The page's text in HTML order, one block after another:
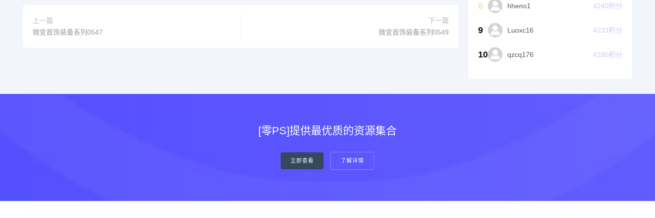
上一篇
微变首饰装备系列0547
下一篇
微变首饰装备系列0549
8 hheno1 4240积分
9 Luoxc16 4233积分
10 qzcq176 4180积分
[零PS]提供最优质的资源集合
立即查看 了解详情